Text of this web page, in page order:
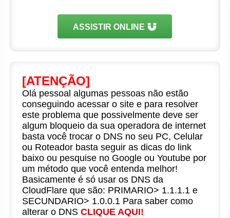
ASSISTIR ONLINE
[ATENÇÃO]
Olá pessoal algumas pessoas não estão
conseguindo acessar o site e para resolver
este problema que possivelmente deve ser
algum bloqueio da sua operadora de internet
basta você trocar o DNS no seu PC, Celular
ou Roteador basta seguir as dicas do link
baixo ou pesquise no Google ou Youtube por
um método que você entenda melhor!
Basicamente é só usar os DNS da
CloudFlare que são: PRIMARIO> 1.1.1.1 e
SECUNDARIO> 1.0.0.1 Para saber como
alterar o DNS CLIQUE AQUI!